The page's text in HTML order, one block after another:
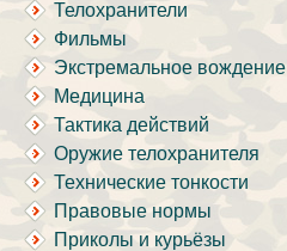
Телохранители
Фильмы
Экстремальное вождение
Медицина
Тактика действий
Оружие телохранителя
Технические тонкости
Правовые нормы
Приколы и курьёзы